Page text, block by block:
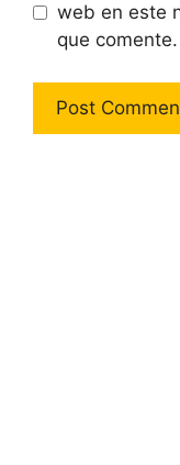
web en este
que comente.